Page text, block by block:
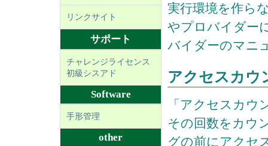
リンクサイト
サポート
チャレンジライセンス
初級シスアド
Software
手形管理
other
実行環境を作ら
やプロバイダー
バイダーのマニ
アクセスカウ
「アクセスカウ
その回数をカウ
グの前にアクセ